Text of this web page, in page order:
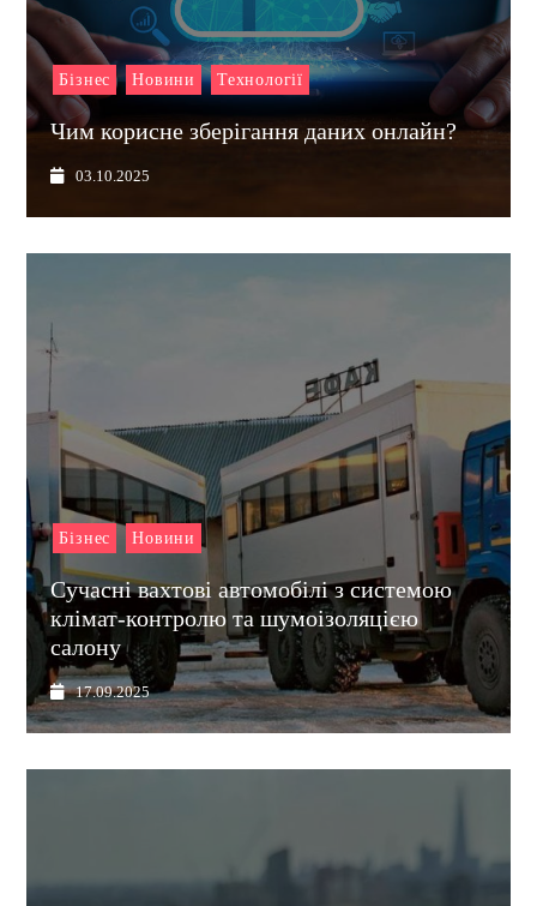
Бізнес Новини Технології
Чим корисне зберігання даних онлайн?
03.10.2025
Бізнес Новини
Сучасні вахтові автомобілі з системою
клімат-контролю та шумоізоляцією
салону
17.09.2025